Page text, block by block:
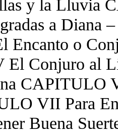
y la Lluvia
a Diana
Encanto o
Conjuro al
CAPITULO
VII Para
Buena